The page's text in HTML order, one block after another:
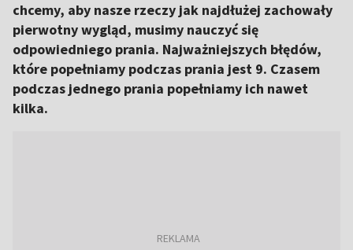
chcemy, aby nasze rzeczy jak najdłużej zachowały
pierwotny wygląd, musimy nauczyć się
odpowiedniego prania. Najważniejszych błędów,
które popełniamy podczas prania jest 9. Czasem
podczas jednego prania popełniamy ich nawet
kilka.